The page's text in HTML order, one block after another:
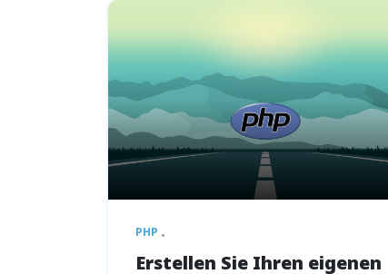
PHP
Erstellen Sie Ihren eigenen